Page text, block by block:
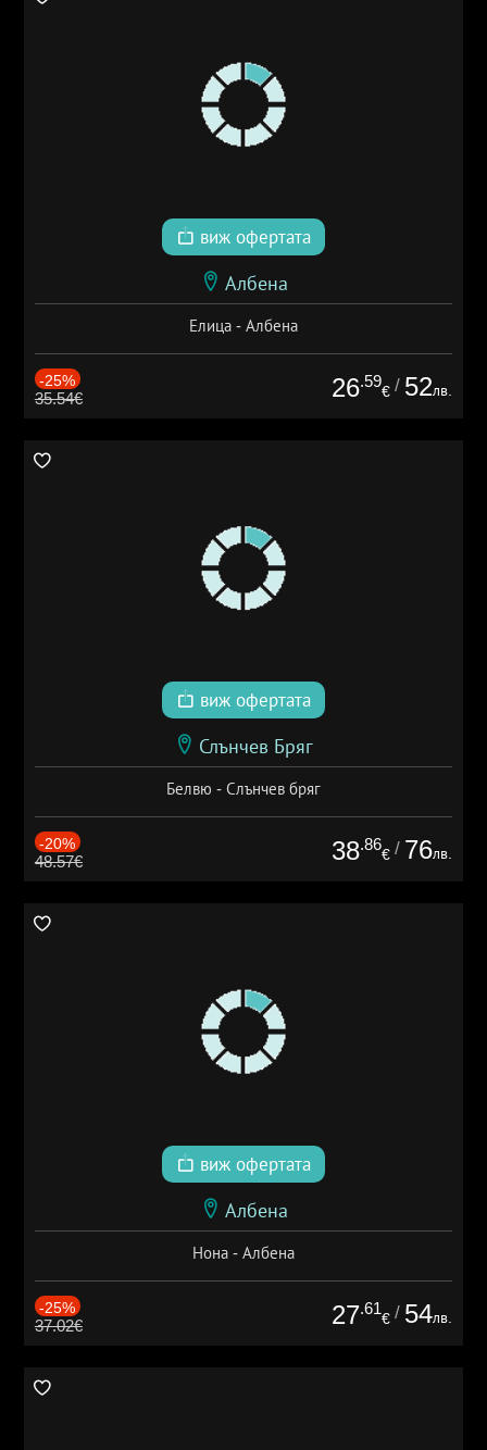
виж офертата
Албена
Елица - Албена
-25%
35.54€ 26.59
€ / 52лв.
виж офертата
Слънчев Бряг
Белвю - Слънчев бряг
-20%
48.57€ 38.86
€ / 76лв.
виж офертата
Албена
Нона - Албена
-25%
37.02€ 27.61
€ / 54лв.